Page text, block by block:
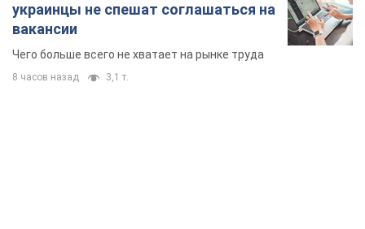
украинцы не спешат соглашаться на
вакансии
Чего больше всего не хватает на рынке труда
8 часов назад 3,1 т.